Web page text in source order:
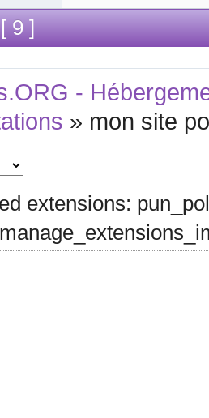
9 ]
-
» mon site
extensions: